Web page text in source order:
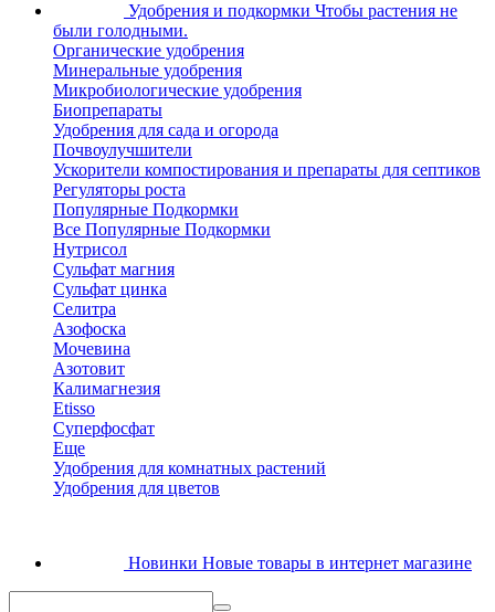
Удобрения и подкормки Чтобы растения не
были голодными.
Органические удобрения
Минеральные удобрения
Микробиологические удобрения
Биопрепараты
Удобрения для сада и огорода
Почвоулучшители
Ускорители компостирования и препараты для септиков
Регуляторы роста
Популярные Подкормки
Все Популярные Подкормки
Нутрисол
Сульфат магния
Сульфат цинка
Селитра
Азофоска
Мочевина
Азотовит
Калимагнезия
Etisso
Суперфосфат
Еще
Удобрения для комнатных растений
Удобрения для цветов
Новинки Новые товары в интернет магазине